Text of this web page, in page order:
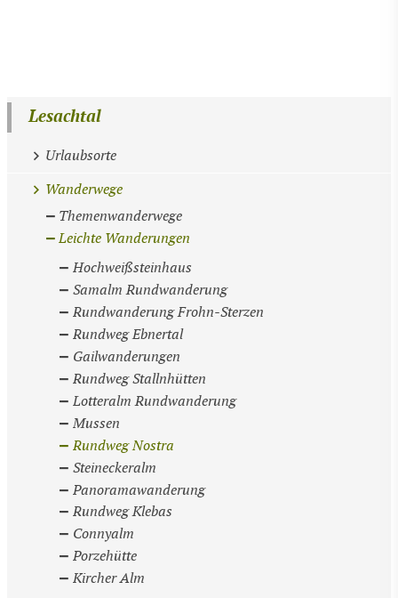
Lesachtal
Urlaubsorte
Wanderwege
Themenwanderwege
Leichte Wanderungen
Hochweißsteinhaus
Samalm Rundwanderung
Rundwanderung Frohn-Sterzen
Rundweg Ebnertal
Gailwanderungen
Rundweg Stallnhütten
Lotteralm Rundwanderung
Mussen
Rundweg Nostra
Steineckeralm
Panoramawanderung
Rundweg Klebas
Connyalm
Porzehütte
Kircher Alm